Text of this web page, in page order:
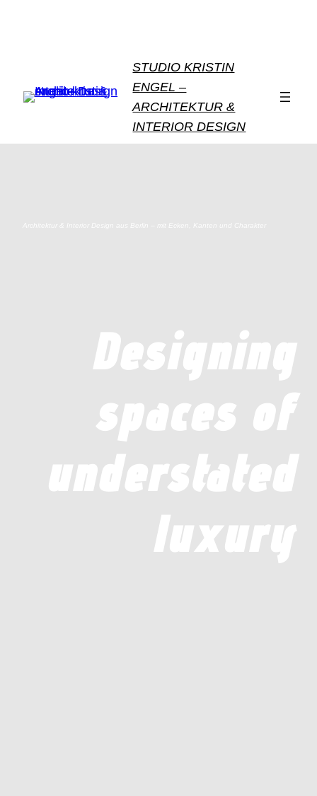
STUDIO KRISTIN
ENGEL –
ARCHITEKTUR &
INTERIOR DESIGN
Architektur & Interior Design aus Berlin – mit Ecken, Kanten und Charakter
Designing
spaces of
understated
luxury